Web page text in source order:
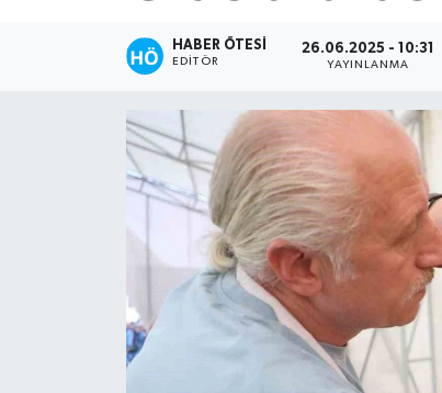
HABER ÖTESI
EDITÖR
26.06.2025 - 10:31
YAYINLANMA
Teknoloji
Süper Lig Puan Durumu ve Fikstür
Son Dakika Haberleri